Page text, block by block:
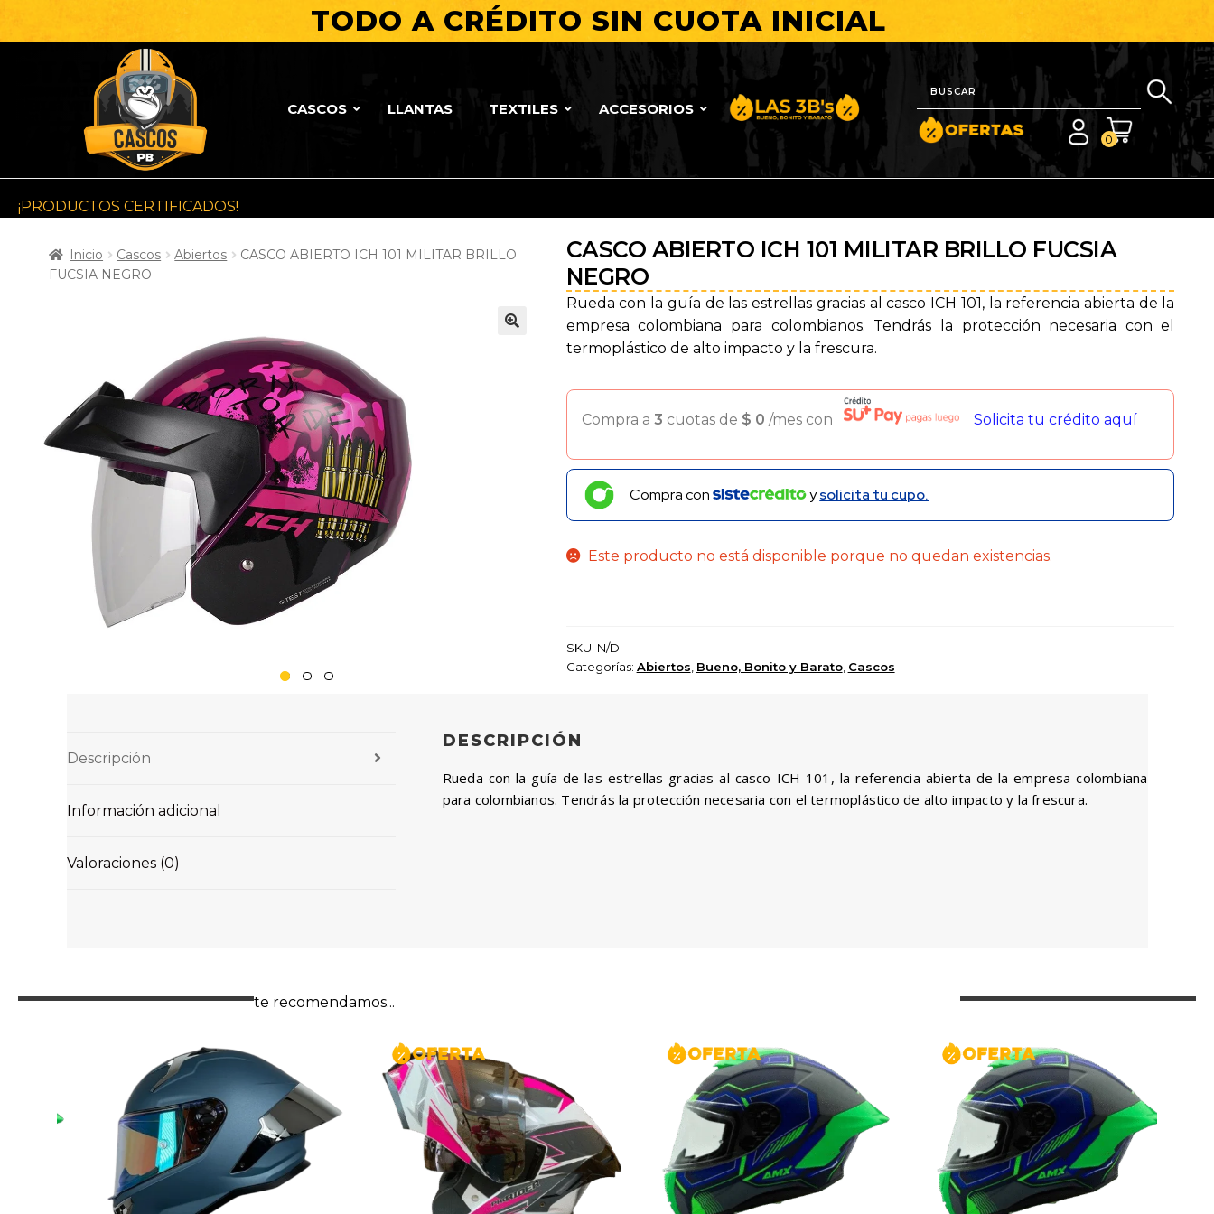
TODO A CRÉDITO SIN CUOTA INICIAL
CASCOS LLANTAS TEXTILES ACCESORIOS Bueno, Bonito y Barato
0
¡PRODUCTOS CERTIFICADOS!
Inicio Cascos Abiertos
CASCO ABIERTO ICH 101 MILITAR BRILLO
FUCSIA NEGRO
CASCO ABIERTO ICH 101 MILITAR BRILLO FUCSIA
NEGRO
Rueda con la guía de las estrellas gracias al casco ICH 101, la referencia abierta de la
empresa colombiana para colombianos. Tendrás la protección necesaria con el
termoplástico de alto impacto y la frescura.
Compra a 3 cuotas de $ 0 /mes con Solicita tu crédito aquí
Compra con ysolicita tu cupo.
Este producto no está disponible porque no quedan existencias.
SKU: N/D
Categorías: Abiertos Bueno, Bonito y Barato, Cascos
Descripción
Información adicional
Valoraciones (0)
DESCRIPCIÓN
Rueda con la guía de las estrellas gracias al casco ICH 101, la referencia abierta de la empresa colombiana
para colombianos. Tendrás la protección necesaria con el termoplástico de alto impacto y la frescura.
te recomendamos...